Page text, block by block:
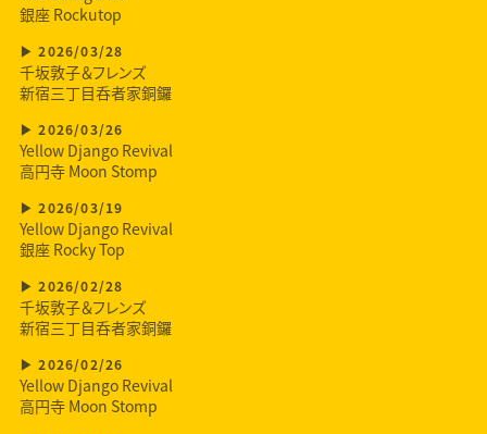
銀座 Rockutop
2026/03/28
千坂敦子＆フレンズ
新宿三丁目呑者家銅鑼
2026/03/26
Yellow Django Revival
高円寺 Moon Stomp
2026/03/19
Yellow Django Revival
銀座 Rocky Top
2026/02/28
千坂敦子＆フレンズ
新宿三丁目呑者家銅鑼
2026/02/26
Yellow Django Revival
高円寺 Moon Stomp